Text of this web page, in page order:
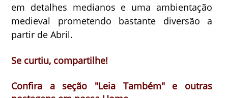
em detalhes medianos e uma ambientação
medieval prometendo bastante diversão a
partir de Abril.
Se curtiu, compartilhe!
Confira a seção "Leia Também" e outras